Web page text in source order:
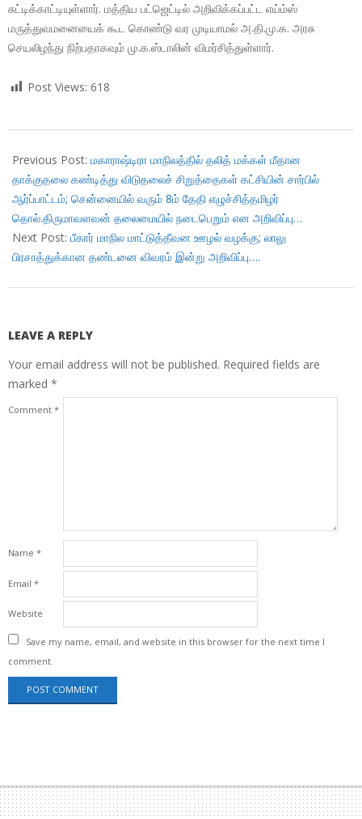
சுட்டிக்காட்டியுள்ளார். மத்திய பட்ஜெட்டில் அறிவிக்கப்பட்ட எய்ம்ஸ்
மருத்துவமனையைக் கூட கொண்டு வர முடியாமல் அ.தி.மு.க. அரசு
செயலிழந்து நிற்பதாகவும் மு.க.ஸ்டாலின் விமர்சித்துள்ளார்.
Post Views: 618
01-
05
Previous Post: மகாராஷ்டிரா மாநிலத்தில் தலித் மக்கள் மீதான
தாக்குதலை கண்டித்து விடுதலைச் சிறுத்தைகள் கட்சியின் சார்பில்
ஆர்ப்பாட்டம்; சென்னையில் வரும் 8ம் தேதி எழுச்சித்தமிழர்
தொல்.திருமாவளவன் தலைமையில் நடைபெறும் என அறிவிப்பு…
Next Post: பீகார் மாநில மாட்டுத்தீவன ஊழல் வழக்கு; லாலு
பிரசாத்துக்கான தண்டனை விவரம் இன்று அறிவிப்பு….
LEAVE A REPLY
Your email address will not be published. Required fields are
marked *
Comment *
Name *
Email *
Website
Save my name, email, and website in this browser for the next time I
comment.